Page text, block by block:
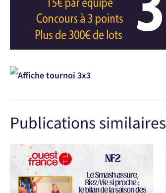
Publications similaires